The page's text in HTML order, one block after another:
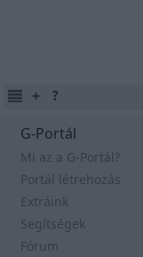
G-Portál
Mi az a G-Portál?
Portál létrehozás
Extráink
Segítségek
Fórum